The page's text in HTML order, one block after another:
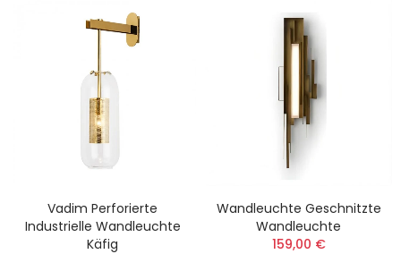
Vadim Perforierte
Industrielle Wandleuchte
Käfig
Wandleuchte Geschnitzte
Wandleuchte
159,00 €